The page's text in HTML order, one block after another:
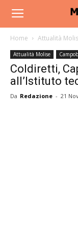
Home Attualità
Attualità Molise
Coldiretti,
all’Istituto
Da Redazione - 21